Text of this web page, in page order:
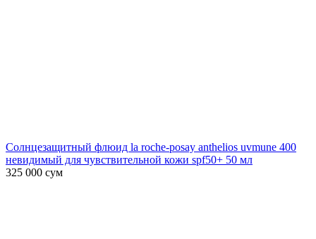
Солнцезащитный флюид la roche-posay anthelios uvmune 400
невидимый для чувствительной кожи spf50+ 50 мл
325 000 сум